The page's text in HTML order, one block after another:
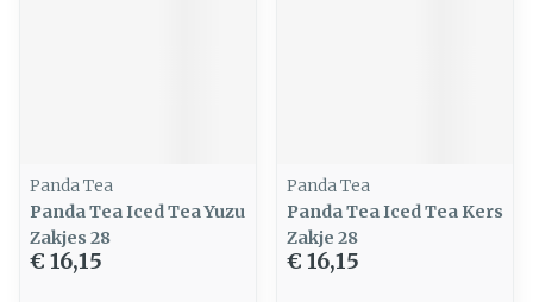
Panda Tea
Panda Tea Iced Tea Yuzu
Zakjes 28
€ 16,15
Panda Tea
Panda Tea Iced Tea Kers
Zakje 28
€ 16,15